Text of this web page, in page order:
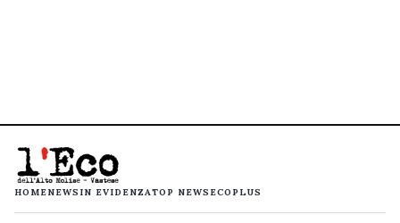
HOMENEWS IN EVIDENZATOP NEWS ECOPLUS